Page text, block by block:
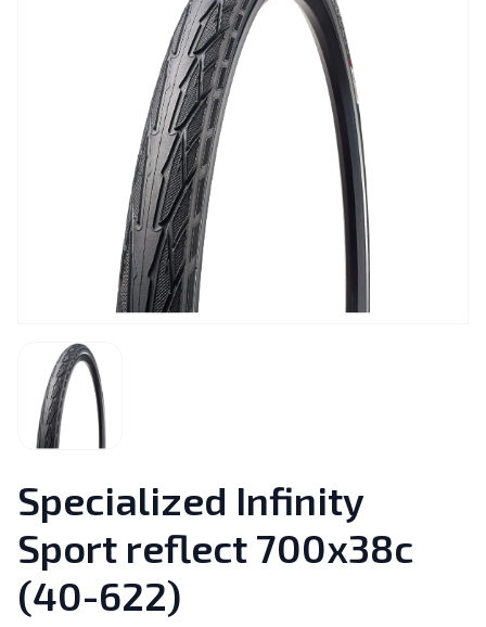
Specialized Infinity
Sport reflect 700x38c
(40-622)